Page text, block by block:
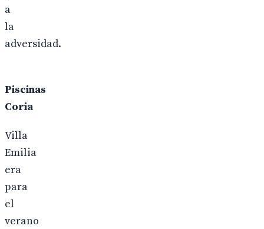
a
la
adversidad.
Piscinas
Coria
Villa
Emilia
era
para
el
verano